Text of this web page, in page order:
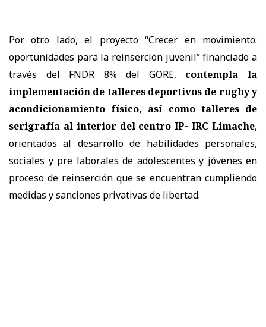
Por otro lado, el proyecto “Crecer en movimiento:
oportunidades para la reinserción juvenil” financiado a
través del FNDR 8% del GORE,
contempla la
implementación de talleres deportivos de rugby y
acondicionamiento físico, así como talleres de
serigrafía al interior del centro IP- IRC Limache,
orientados al desarrollo de habilidades personales,
sociales y pre laborales de adolescentes y jóvenes en
proceso de reinserción que se encuentran cumpliendo
medidas y sanciones privativas de libertad.